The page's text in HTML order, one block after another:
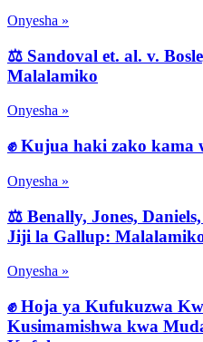
Onyesha »
⚖️ Sandoval et. al. v.
Malalamiko
Onyesha »
✊ Kujua haki zako kama
Onyesha »
⚖️ Benally, Jones,
Jiji la Gallup:
Onyesha »
✊ Hoja ya Kufukuzwa
Kusimamishwa kwa